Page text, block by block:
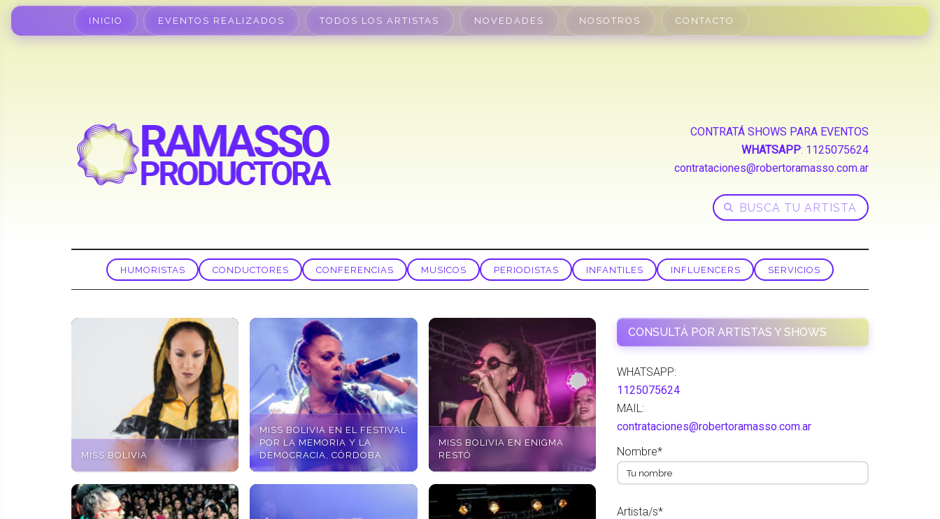
INICIO EVENTOS REALIZADOS TODOS LOS ARTISTAS NOVEDADES NOSOTROS CONTACTO
CONTRATÁ SHOWS PARA EVENTOS
WHATSAPP: 1125075624
contrataciones@robertoramasso.com.ar
HUMORISTAS CONDUCTORES CONFERENCIAS MUSICOS PERIODISTAS INFANTILES INFLUENCERS SERVICIOS
MISS BOLIVIA
MISS BOLIVIA EN EL FESTIVAL
POR LA MEMORIA Y LA
DEMOCRACIA, CÓRDOBA
MISS BOLIVIA EN ENIGMA
RESTÓ
CONSULTÁ POR ARTISTAS Y SHOWS
WHATSAPP:
1125075624
MAIL:
contrataciones@robertoramasso.com.ar
Nombre*
Artista/s*